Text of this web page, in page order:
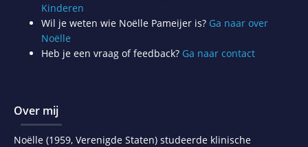
Kinderen
Wil je weten wie Noëlle Pameijer is? Ga naar over
Noëlle
Heb je een vraag of feedback? Ga naar contact
Over mij
Noëlle (1959, Verenigde Staten) studeerde klinische